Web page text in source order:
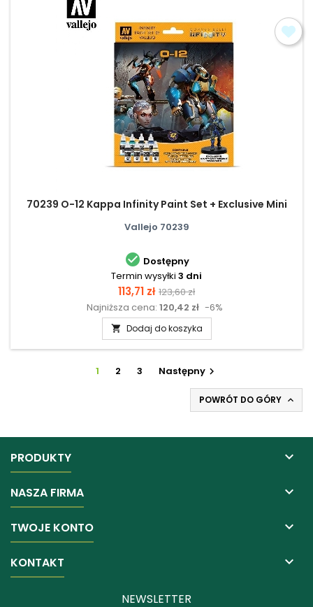
70239 O-12 Kappa Infinity Paint Set + Exclusive Mini
Vallejo 70239
 Dostępny
Termin wysyłki 3 dni
Cena
113,71 zł Cena
podstawowa
123,60 zł
Najniższa cena: 120,42 zł -6%
 Dodaj do koszyka
1 2 3 Następny
POWRÓT DO GÓRY 
PRODUKTY 
NASZA FIRMA 
TWOJE KONTO 
KONTAKT 
NEWSLETTER